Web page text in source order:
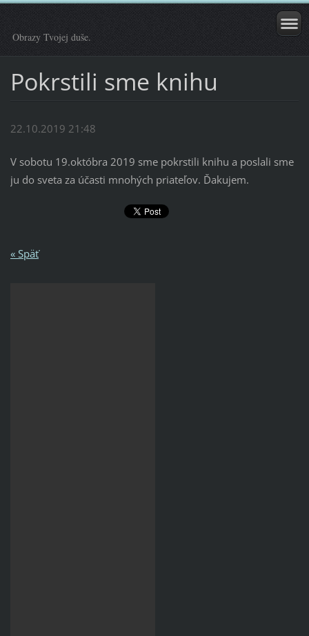
Obrazy Tvojej duše.
Pokrstili sme knihu
22.10.2019 21:48
V sobotu 19.októbra 2019 sme pokrstili knihu a poslali sme
ju do sveta za účasti mnohých priateľov. Ďakujem.
« Späť